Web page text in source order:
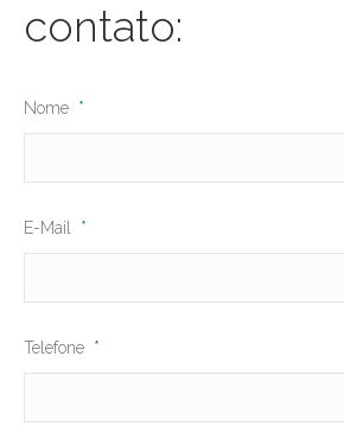
contato:
Nome *
E-Mail *
Telefone *